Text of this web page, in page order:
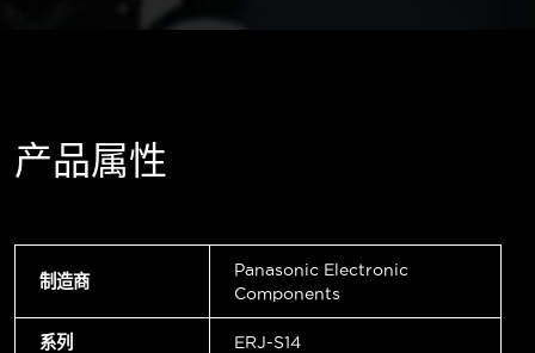
产品属性
制造商
Panasonic Electronic
Components
系列 ERJ-S14